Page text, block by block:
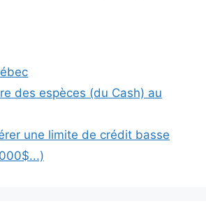
des espèces (du Cash) au
une limite de crédit basse